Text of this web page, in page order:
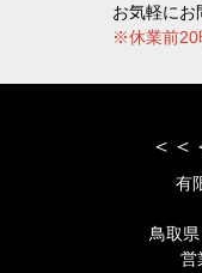
お気軽にお
※休業前20
＜＜
有
鳥取
営